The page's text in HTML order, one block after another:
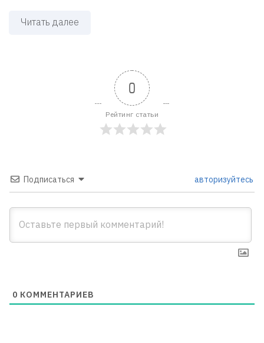
Читать далее
0
Рейтинг статьи
Подписаться авторизуйтесь
0 КОММЕНТАРИЕВ